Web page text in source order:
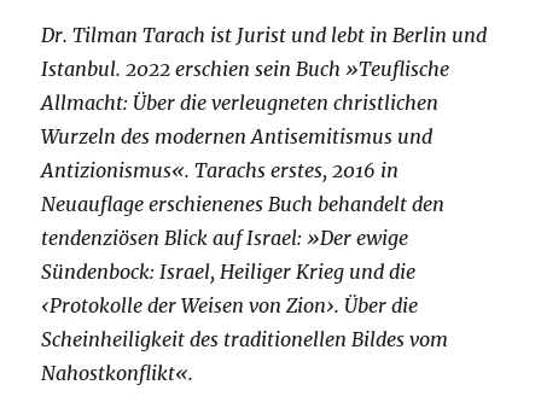
Dr. Tilman Tarach ist Jurist und lebt in Berlin und
Istanbul. 2022 erschien sein Buch »Teuflische
Allmacht: Über die verleugneten christlichen
Wurzeln des modernen Antisemitismus und
Antizionismus«. Tarachs erstes, 2016 in
Neuauflage erschienenes Buch behandelt den
tendenziösen Blick auf Israel: »Der ewige
Sündenbock: Israel, Heiliger Krieg und die
‹Protokolle der Weisen von Zion›. Über die
Scheinheiligkeit des traditionellen Bildes vom
Nahostkonflikt«.